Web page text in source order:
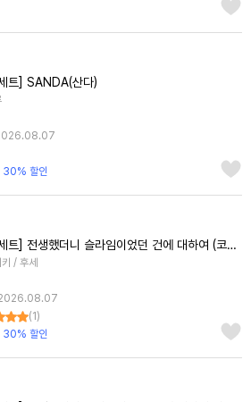
트] SANDA(산다)
30% 할인
트] 전생했더니 슬라임이었던 건에 대하여 (코믹스)
/ 후세
2026.08.07
(1 )
30% 할인